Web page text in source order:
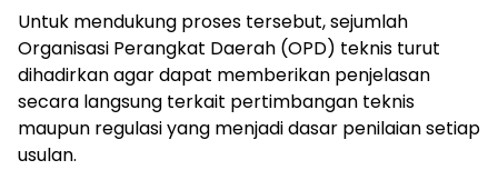
Untuk mendukung proses tersebut, sejumlah
Organisasi Perangkat Daerah (OPD) teknis turut
dihadirkan agar dapat memberikan penjelasan
secara langsung terkait pertimbangan teknis
maupun regulasi yang menjadi dasar penilaian setiap
usulan.